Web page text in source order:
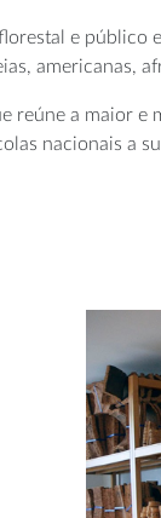
e
americanas,
reúne a maior e
nacionais a